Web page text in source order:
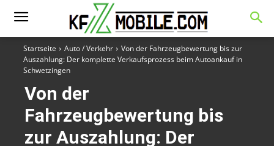
Startseite Auto / Verkehr
Von der Fahrzeugbewertung bis zur
Auszahlung: Der komplette Verkaufsprozess beim Autoankauf in
Schwetzingen
Von der
Fahrzeugbewertung bis
zur Auszahlung: Der